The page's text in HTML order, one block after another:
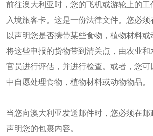
前往澳大利亚时，您的飞机或游轮上的
入境旅客卡。这是一份法律文件。您必须
以声明您是否携带某些食物，植物材料
将这些申报的货物带到清关点，由农业
官员进行评估，并进行检查。或者，您
中自愿处理食物，植物材料或动物物品。
当您向澳大利亚发送邮件时，您必须在
声明您的包裹内容。